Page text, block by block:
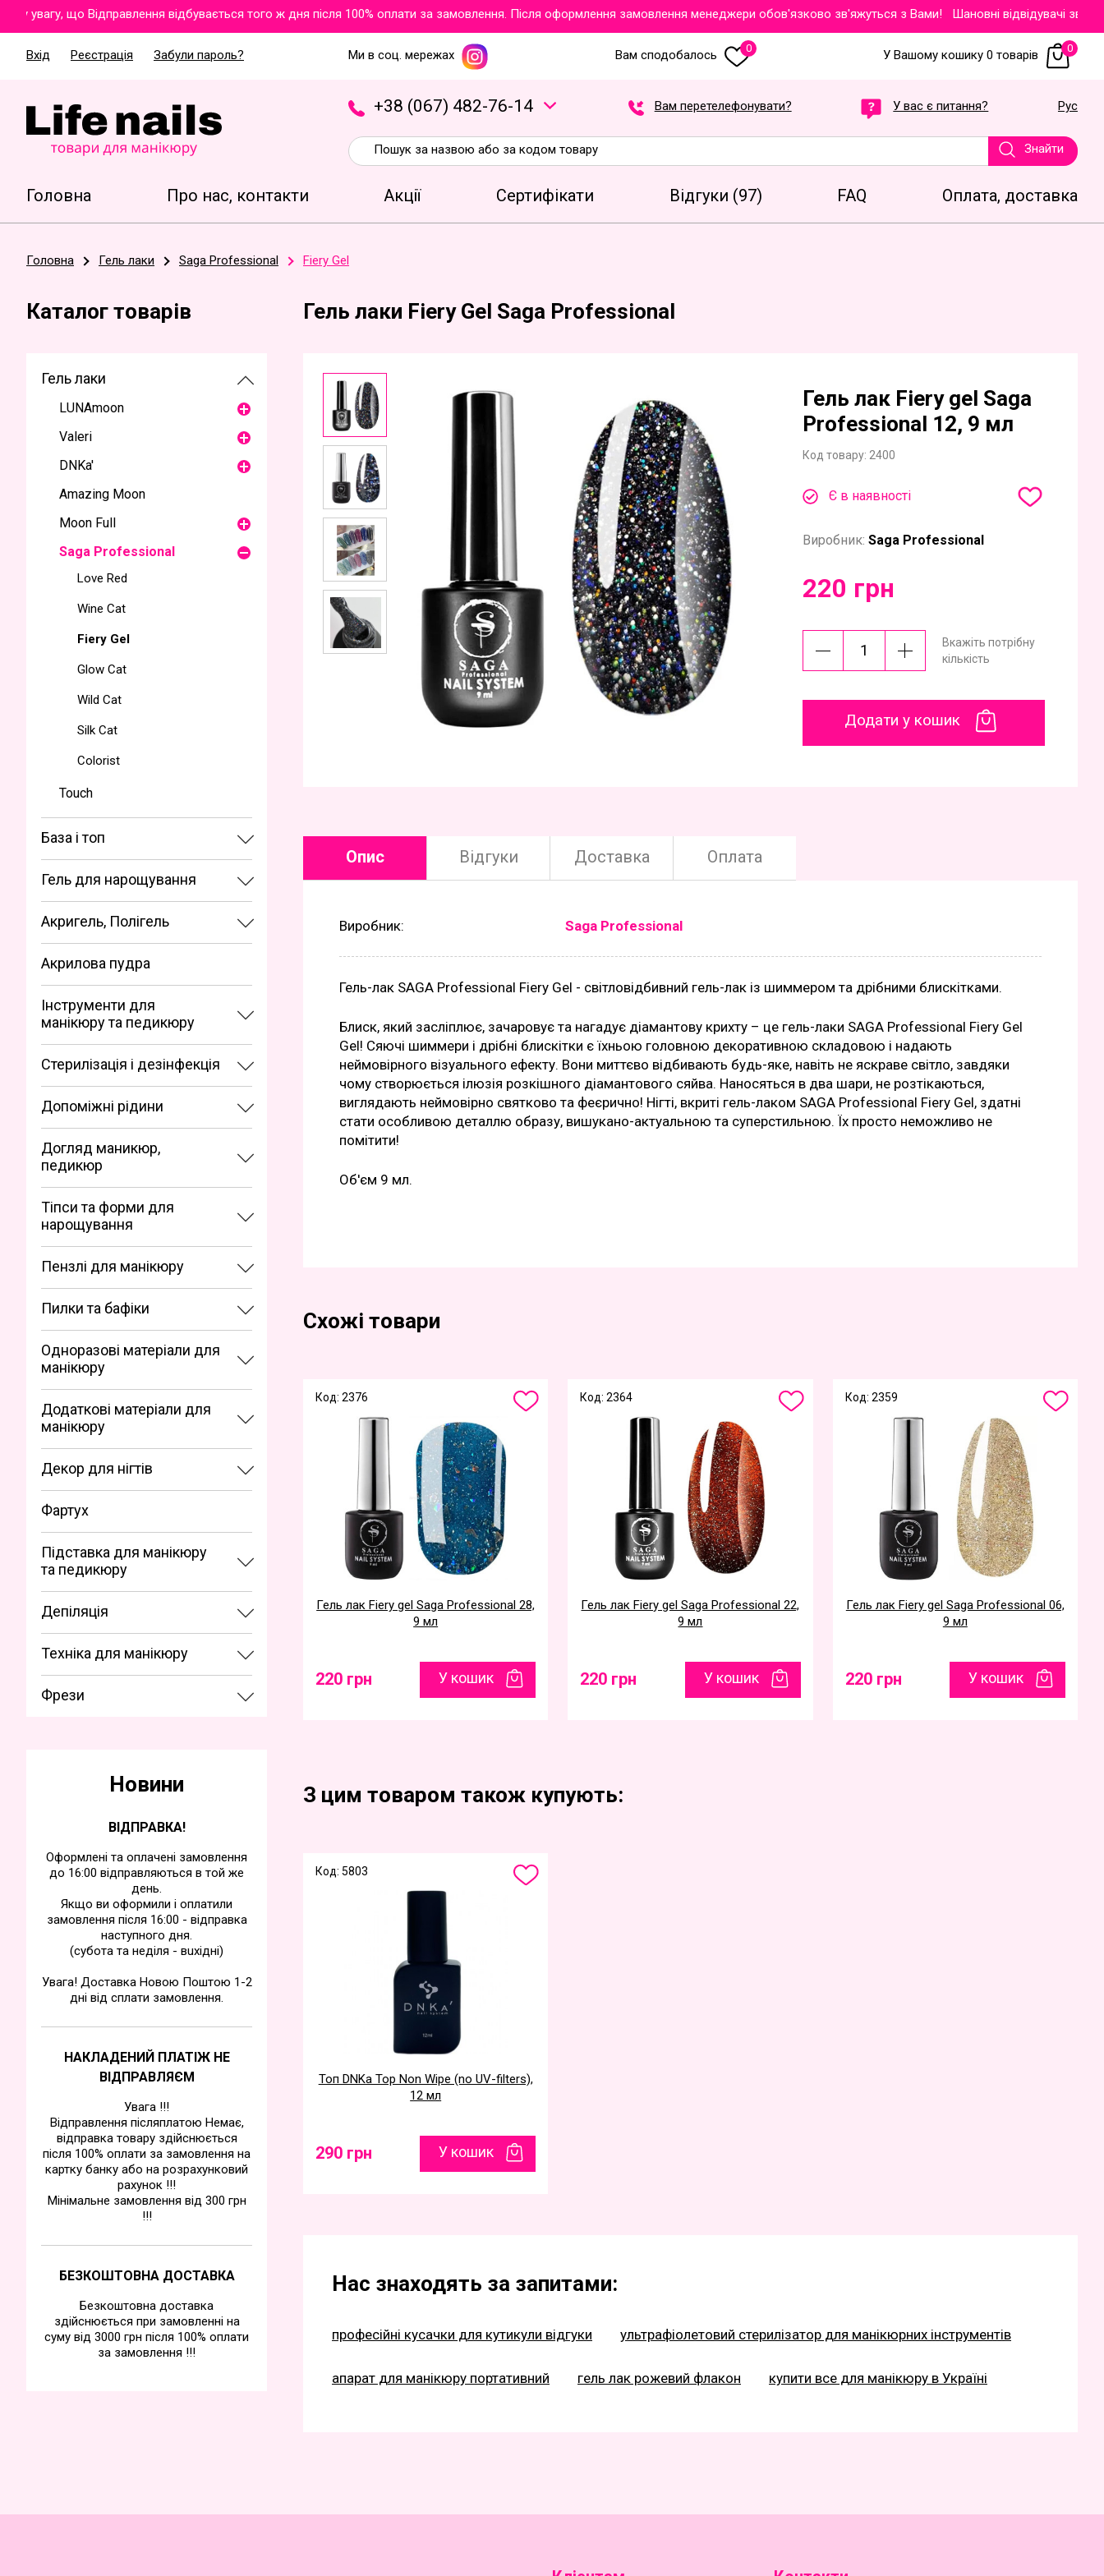
увагу, що Відправлення відбувається того ж дня після 100% оплати за замовлення. Після оформлення замовлення менеджери обов'язково зв'яжуться з Вами!Шановні відвідувачі
Вхід Реєстрація Забули пароль? Ми в соц. мережах Вам сподобалось 0 У Вашому кошику 0 товарів 0
+38 (067) 482-76-1 4 Вам перетелефонувати? У вас є питання? Рус
Знайти
Головна Про нас, контакти Акції Сертифікати Відгуки (97) FAQ Оплата, доставка
Головна Гель лаки Saga Professional Fiery Gel
Каталог товарів
Гель лаки
LUNAmoon
Valeri
DNKa'
Amazing Moon
Moon Full
Saga Professional
Love Red
Wine Cat
Fiery Gel
Glow Cat
Wild Cat
Silk Cat
Сolorist
Touch
База і топ
Гель для нарощування
Акригель, Полігель
Акрилова пудра
Інструменти для
манікюру та педикюру
Стерилізація і дезінфекція
Допоміжні рідини
Догляд маникюр,
педикюр
Тіпси та форми для
нарощування
Пензлі для манікюру
Пилки та бафіки
Одноразові матеріали для
манікюру
Додаткові матеріали для
манікюру
Декор для нігтів
Фартух
Підставка для манікюру
та педикюру
Депіляція
Техніка для манікюру
Фрези
Новини
ВІДПРАВКА!
Оформлені та оплачені замовлення
до 16:00 відправляються в той же
день.
Якщо ви оформили і оплатили
замовлення після 16:00 - відправка
наступного дня.
(субота та недiля - вuхiднi)
Увага! Доставка Новою Поштою 1-2
дні від сплати замовлення.
НАКЛАДЕНИЙ ПЛАТІЖ НЕ
ВІДПРАВЛЯЄМ
Увага !!!
Відправлення післяплатою Немає,
відправка товару здійснюється
після 100% оплати за замовлення на
картку банку або на розрахунковий
рахунок !!!
Мінімальне замовлення від 300 грн
!!!
БЕЗКОШТОВНА ДОСТАВКА
Безкоштовна доставка
здійснюється при замовленні на
суму від 3000 грн після 100% оплати
за замовлення !!!
Гель лаки Fiery Gel Saga Professional
Гель лак Fiery gel Saga
Professional 12, 9 мл
Код товару: 2400
Є в наявності
Виробник: Saga Professional
220 грн
Вкажіть потрібну
кількість
Додати у кошик
Опис Відгуки Доставка Оплата
Виробник: Saga Professional
Гель-лак SAGA Professional Fiery Gel - світловідбивний гель-лак із шиммером та дрібними блискітками.
Блиск, який засліплює, зачаровує та нагадує діамантову крихту – це гель-лаки SAGA Professional Fiery Gel
Gel! Сяючі шиммери і дрібні блискітки є їхньою головною декоративною складовою і надають
неймовірного візуального ефекту. Вони миттєво відбивають будь-яке, навіть не яскраве світло, завдяки
чому створюється ілюзія розкішного діамантового сяйва. Наносяться в два шари, не розтікаються,
виглядають неймовірно святково та феєрично! Нігті, вкриті гель-лаком SAGA Professional Fiery Gel, здатні
стати особливою деталлю образу, вишукано-актуальною та суперстильною. Їх просто неможливо не
помітити!
Об'єм 9 мл.
Схожі товари
Код: 2376
Гель лак Fiery gel Saga Professional 28,
9 мл
220 грн У кошик
Код: 2364
Гель лак Fiery gel Saga Professional 22,
9 мл
220 грн У кошик
Код: 2359
Гель лак Fiery gel Saga Professional 06,
9 мл
220 грн У кошик
З цим товаром також купують:
Код: 5803
Топ DNKa Top Non Wipe (no UV-filters),
12 мл
290 грн У кошик
Нас знаходять за запитами:
професійні кусачки для кутикули відгуки ультрафіолетовий стерилізатор для манікюрних інструментів
апарат для манікюру портативний гель лак рожевий флакон купити все для манікюру в Україні